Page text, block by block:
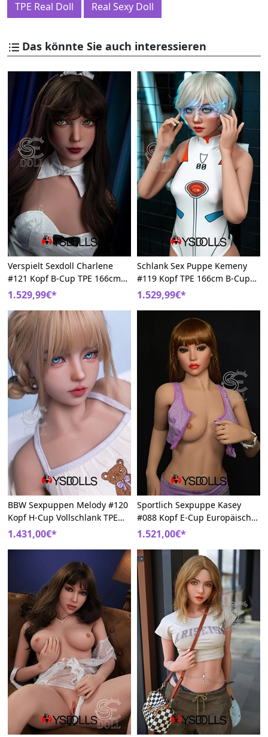
TPE Real Doll Real Sexy Doll
Das könnte Sie auch interessieren
Verspielt Sexdoll Charlene
#121 Kopf B-Cup TPE 166cm
Verführerisch SE Doll
1.529,99€*
Schlank Sex Puppe Kemeny
#119 Kopf TPE 166cm B-Cup
Hübsch SE Doll
1.529,99€*
BBW Sexpuppen Melody #120
Kopf H-Cup Vollschlank TPE
157cm SE Doll
1.431,00€*
Sportlich Sexpuppe Kasey
#088 Kopf E-Cup Europäisch
163cm TPE SE Doll
1.521,00€*